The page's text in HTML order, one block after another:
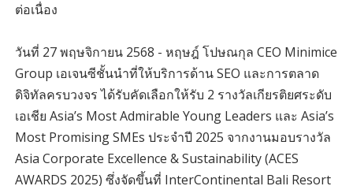
ต่อเนื่อง
วันที่ 27 พฤษจิกายน 2568 - หฤษฎ์ โปษณกุล CEO Minimice
Group เอเจนซีชั้นนำที่ให้บริการด้าน SEO และการตลาด
ดิจิทัลครบวงจร ได้รับคัดเลือกให้รับ 2 รางวัลเกียรติยศระดับ
เอเชีย Asia’s Most Admirable Young Leaders และ Asia’s
Most Promising SMEs ประจำปี 2025 จากงานมอบรางวัล
Asia Corporate Excellence & Sustainability (ACES
AWARDS 2025) ซึ่งจัดขึ้นที่ InterContinental Bali Resort